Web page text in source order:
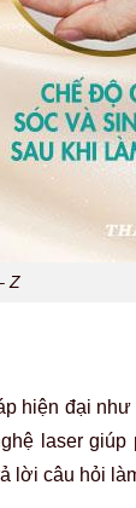
Z
hiện đại
laser giúp
lời câu hỏi